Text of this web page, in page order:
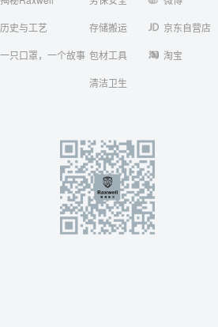
历史与工艺
一只口罩，一个故事
存储搬运
包材工具
清洁卫生
京东自营店
淘宝